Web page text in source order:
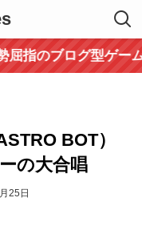
グ型ゲーム攻略サ
BOT）
の大合唱
25日